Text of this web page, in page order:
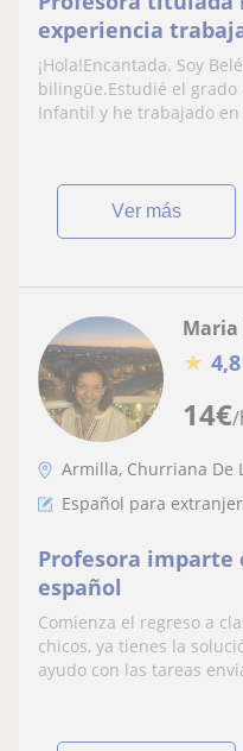
experiencia
como en Reino
¡Hola!Encantada. Soy
bilingüe.Estudié el
Infantil y he trabajado en
ver más
14€/
Maria
★ 4,8
Armilla, Churriana De
Español para
Profesora imparte
español
Comienza el regreso a
chicos, ya tienes la
ayudo con las tareas